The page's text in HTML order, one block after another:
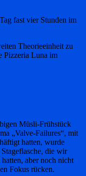
fast vier Stunden im
Theorieeinheit zu
Pizzeria Luna im
Müsli-Frühstück
„Valve-Failures“, mit
hatten, wurde
die wir
aber noch nicht
Fokus rücken.